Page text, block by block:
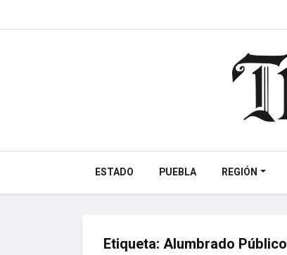
ESTADO PUEBLA REGIÓN
Etiqueta: Alumbrado Público